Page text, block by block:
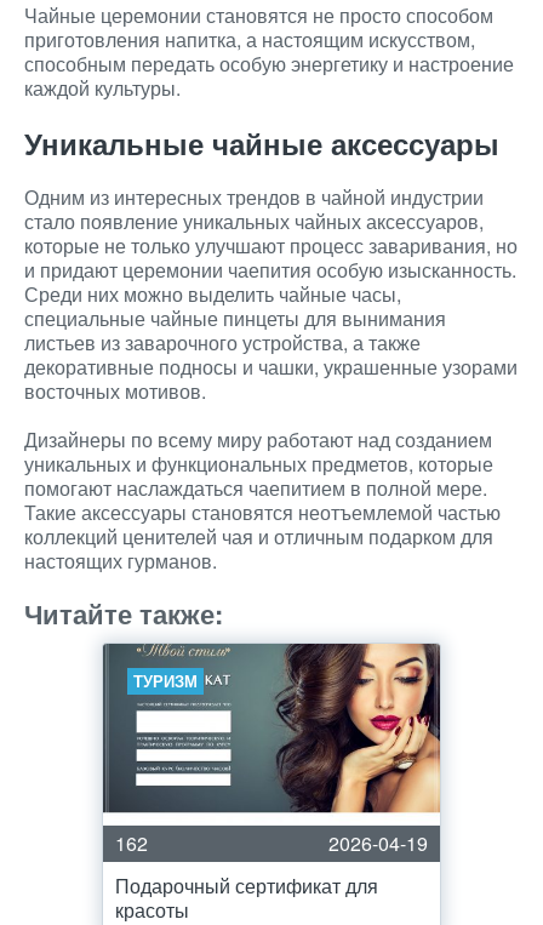
Чайные церемонии становятся не просто способом
приготовления напитка, а настоящим искусством,
способным передать особую энергетику и настроение
каждой культуры.
Уникальные чайные аксессуары
Одним из интересных трендов в чайной индустрии
стало появление уникальных чайных аксессуаров,
которые не только улучшают процесс заваривания, но
и придают церемонии чаепития особую изысканность.
Среди них можно выделить чайные часы,
специальные чайные пинцеты для вынимания
листьев из заварочного устройства, а также
декоративные подносы и чашки, украшенные узорами
восточных мотивов.
Дизайнеры по всему миру работают над созданием
уникальных и функциональных предметов, которые
помогают наслаждаться чаепитием в полной мере.
Такие аксессуары становятся неотъемлемой частью
коллекций ценителей чая и отличным подарком для
настоящих гурманов.
Читайте также:
ТУРИЗМ
162
2026-04-19
Подарочный сертификат для
красоты